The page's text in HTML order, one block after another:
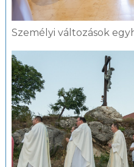
Személyi változások